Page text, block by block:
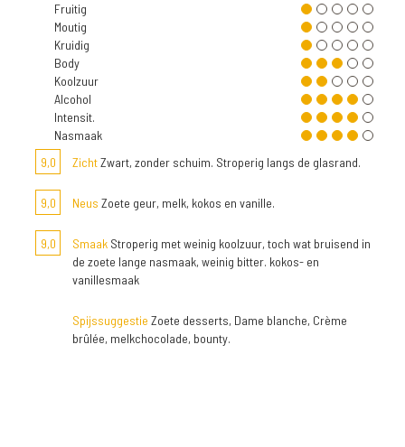
Fruitig
Moutig
Kruidig
Body
Koolzuur
Alcohol
Intensit.
Nasmaak
9,0
ZichtZwart, zonder schuim. Stroperig langs de glasrand.
9,0 Neus Zoete geur, melk, kokos en vanille.
9,0 Smaak Stroperig met weinig koolzuur, toch wat bruisend in
de zoete lange nasmaak, weinig bitter. kokos- en
vanillesmaak
Spijssuggestie Zoete desserts, Dame blanche, Crème
brûlée, melkchocolade, bounty.